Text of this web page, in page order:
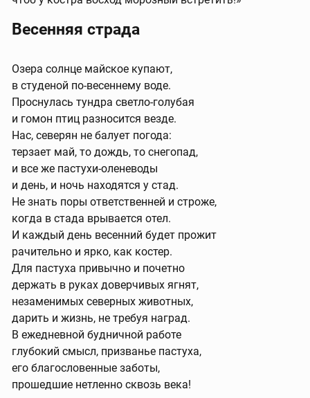
Весенняя страда
Озера солнце майское купают,
в студеной по-весеннему воде.
Проснулась тундра светло-голубая
и гомон птиц разносится везде.
Нас, северян не балует погода:
терзает май, то дождь, то снегопад,
и все же пастухи-оленеводы
и день, и ночь находятся у стад.
Не знать поры ответственней и строже,
когда в стада врывается отел.
И каждый день весенний будет прожит
рачительно и ярко, как костер.
Для пастуха привычно и почетно
держать в руках доверчивых ягнят,
незаменимых северных животных,
дарить и жизнь, не требуя наград.
В ежедневной будничной работе
глубокий смысл, призванье пастуха,
его благословенные заботы,
прошедшие нетленно сквозь века!